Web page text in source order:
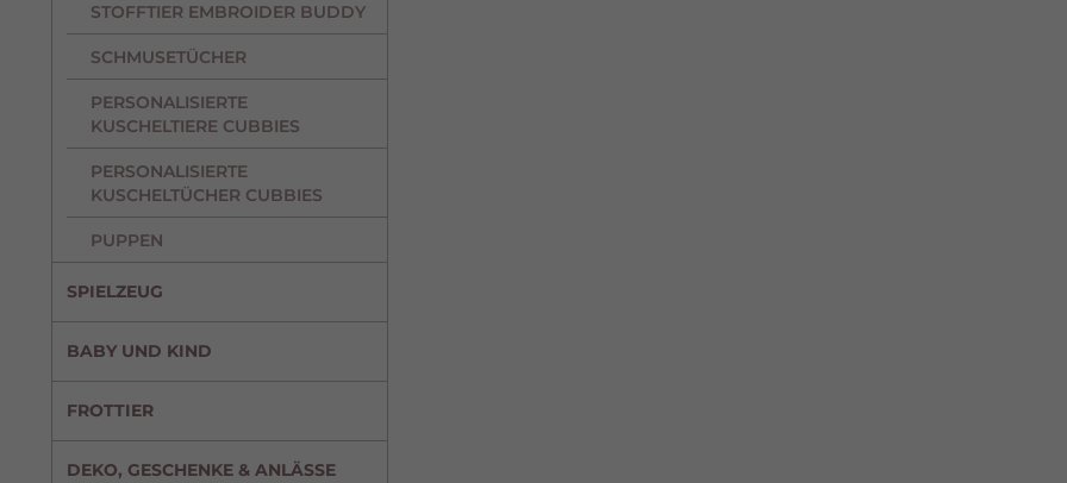
STOFFTIER EMBROIDER BUDDY
SCHMUSETÜCHER
PERSONALISIERTE
KUSCHELTIERE CUBBIES
PERSONALISIERTE
KUSCHELTÜCHER CUBBIES
PUPPEN
SPIELZEUG
BABY UND KIND
FROTTIER
DEKO, GESCHENKE & ANLÄSSE